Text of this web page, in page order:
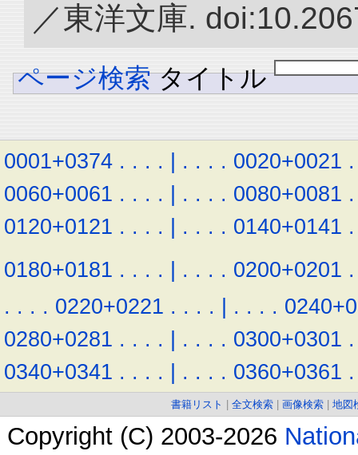
／東洋文庫.
ページ検索 タイトル
0001+0374 . . . . | . . . . 0020+0021 .
0060+0061 . . . . | . . . . 0080+0081 .
0120+0121 . . . . | . . . . 0140+0141 .
0180+0181 . . . . | . . . . 0200+0201 .
. . . . 0220+0221 . . . . | . . . .
0280+0281 . . . . | . . . . 0300+0301 .
0340+0341 . . . . | . . . . 0360+0361 .
書籍リスト 全文検索 画像検索 地図
Copyright (C) 2003-2026